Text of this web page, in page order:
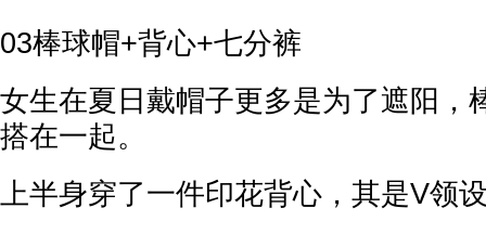
03棒球帽+背心+七分裤
女生在夏日戴帽子更多是为了遮阳，
搭在一起。
上半身穿了一件印花背心，其是V领